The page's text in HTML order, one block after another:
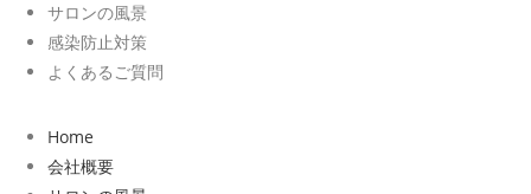
サロンの風景
感染防止対策
よくあるご質問
Home
会社概要